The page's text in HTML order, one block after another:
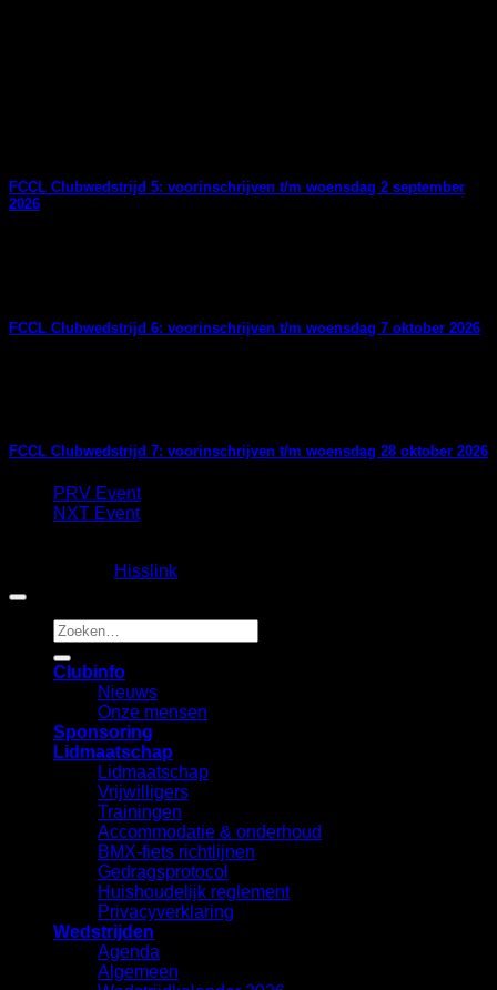
FCCL Clubwedstrijd 5: voorinschrijven t/m woensdag 2 september
2026
FCCL Clubwedstrijd 6: voorinschrijven t/m woensdag 7 oktober 2026
FCCL Clubwedstrijd 7: voorinschrijven t/m woensdag 28 oktober 2026
PRV Event
NXT Event
Hisslink
Zoeken
naar:
Clubinfo
Nieuws
Onze mensen
Sponsoring
Lidmaatschap
Lidmaatschap
Vrijwilligers
Trainingen
Accommodatie & onderhoud
BMX-fiets richtlijnen
Gedragsprotocol
Huishoudelijk reglement
Privacyverklaring
Wedstrijden
Agenda
Algemeen